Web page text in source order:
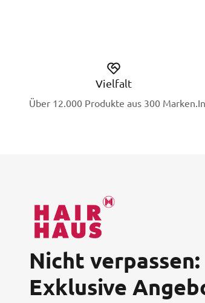
Vielfalt
Über 12.000 Produkte aus 300 Marken.
Nicht verpassen:
Exklusive